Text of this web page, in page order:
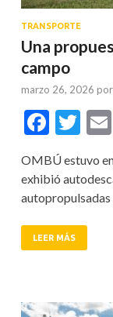
TRANSPORTE
Una
campo
marzo 26, 2026 por
OMBÚ estuvo
exhibió
LEER MÁS